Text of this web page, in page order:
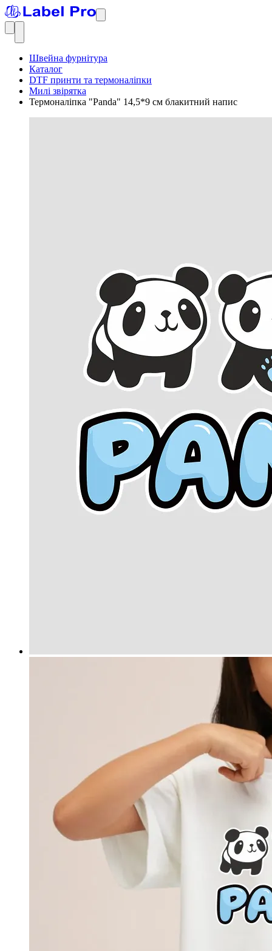
Швейна фурнітура
Каталог
DTF принти та термоналіпки
Милі звірятка
Термоналіпка "Panda" 14,5*9 см блакитний напис